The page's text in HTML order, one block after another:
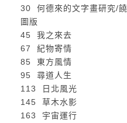
30 何德來的文字畫研究/
圖版
45 我之來去
67 紀物寄情
85 東方風情
95 尋道人生
113 日北風光
145 草木水影
163 宇宙運行